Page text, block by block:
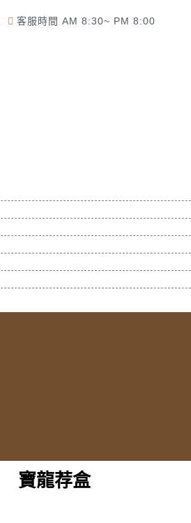
客服時間 AM 8:30~ PM 8:00
寶龍荐盒